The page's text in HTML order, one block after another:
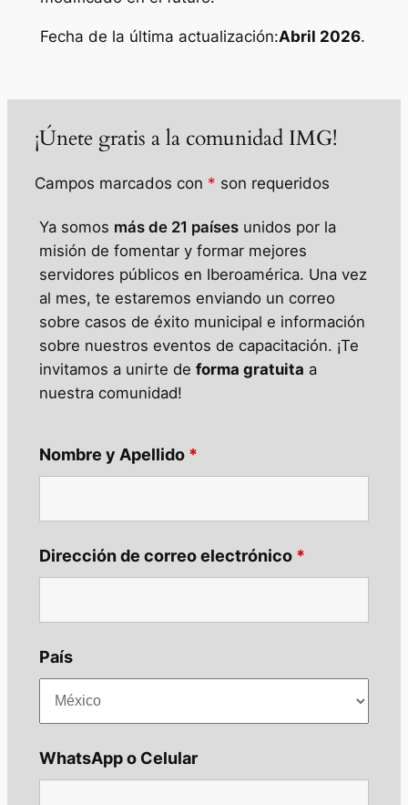
Fecha de la última actualización:Abril 2026.
¡Únete gratis a la comunidad IMG!
Campos marcados con * son requeridos
Ya somos más de 21 países unidos por la
misión de fomentar y formar mejores
servidores públicos en Iberoamérica. Una vez
al mes, te estaremos enviando un correo
sobre casos de éxito municipal e información
sobre nuestros eventos de capacitación. ¡Te
invitamos a unirte deforma gratuita a
nuestra comunidad!
Nombre y Apellido *
Dirección de correo electrónico *
País
WhatsApp o Celular